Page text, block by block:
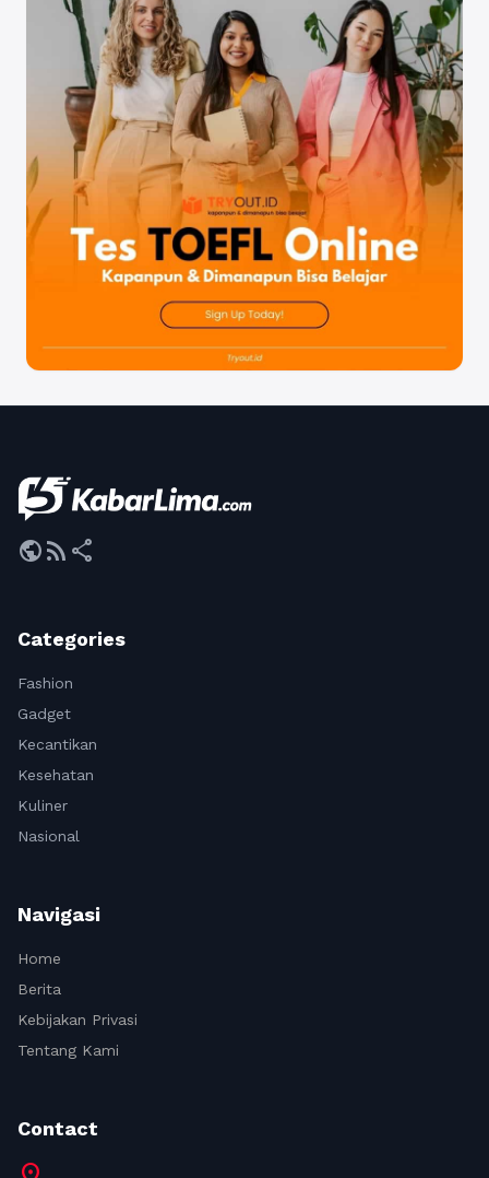
publicrss_feed share
Categories
Fashion
Gadget
Kecantikan
Kesehatan
Kuliner
Nasional
Navigasi
Home
Berita
Kebijakan Privasi
Tentang Kami
Contact